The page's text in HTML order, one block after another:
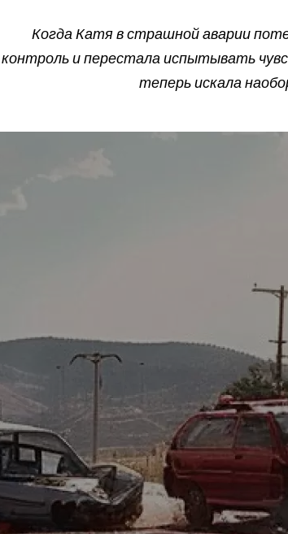
Когда Катя в страшной аварии
контроль и перестала испытывать
теперь искала